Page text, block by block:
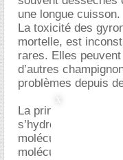
une longue cuisson.
La toxicité des
mortelle, est
rares. Elles
d’autres
problèmes depuis
La principale toxine
s’hydrolyser, puis
molécules de la
molécules qui